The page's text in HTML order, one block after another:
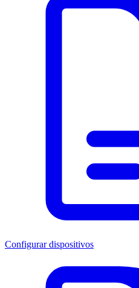
Configurar dispositivos